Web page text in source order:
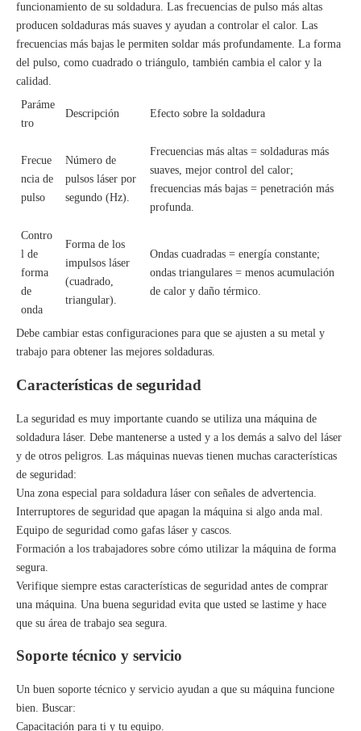
funcionamiento de su soldadura. Las frecuencias de pulso más altas
producen soldaduras más suaves y ayudan a controlar el calor. Las
frecuencias más bajas le permiten soldar más profundamente. La forma
del pulso, como cuadrado o triángulo, también cambia el calor y la
calidad.
Paráme
tro
Descripción Efecto sobre la soldadura
Frecue
ncia de
pulso
Número de
pulsos láser por
segundo (Hz).
Frecuencias más altas = soldaduras más
suaves, mejor control del calor;
frecuencias más bajas = penetración más
profunda.
Contro
l de
forma
de
onda
Forma de los
impulsos láser
(cuadrado,
triangular).
Ondas cuadradas = energía constante;
ondas triangulares = menos acumulación
de calor y daño térmico.
Debe cambiar estas configuraciones para que se ajusten a su metal y
trabajo para obtener las mejores soldaduras.
Características de seguridad
La seguridad es muy importante cuando se utiliza una máquina de
soldadura láser. Debe mantenerse a usted y a los demás a salvo del láser
y de otros peligros. Las máquinas nuevas tienen muchas características
de seguridad:
Una zona especial para soldadura láser con señales de advertencia.
Interruptores de seguridad que apagan la máquina si algo anda mal.
Equipo de seguridad como gafas láser y cascos.
Formación a los trabajadores sobre cómo utilizar la máquina de forma
segura.
Verifique siempre estas características de seguridad antes de comprar
una máquina. Una buena seguridad evita que usted se lastime y hace
que su área de trabajo sea segura.
Soporte técnico y servicio
Un buen soporte técnico y servicio ayudan a que su máquina funcione
bien. Buscar:
Capacitación para ti y tu equipo.